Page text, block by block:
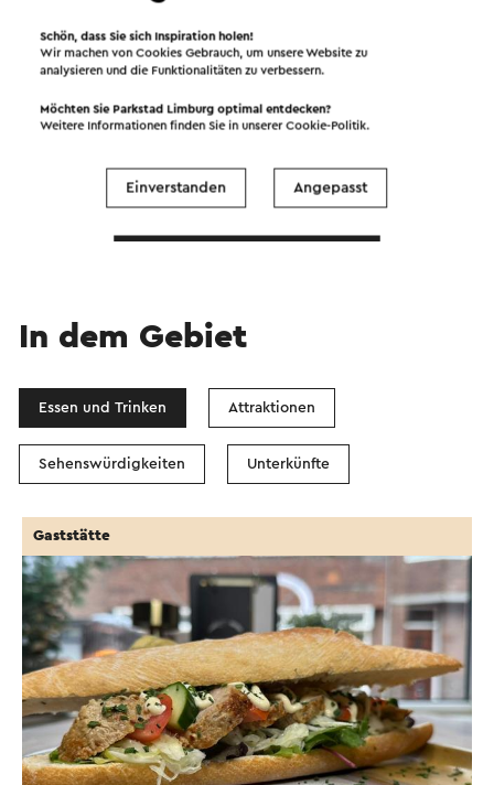
OpenStreetMapcontributors
Filter anzeigen
In dem Gebiet
Essen und Trinken Attraktionen
Sehenswürdigkeiten Unterkünfte
Gaststätte
Schön, dass Sie sich Inspiration holen!
Wir machen von Cookies Gebrauch, um unsere Website zu
analysieren und die Funktionalitäten zu verbessern.
Möchten Sie Parkstad Limburg optimal entdecken?
Weitere Informationen finden Sie in unsererCookie-Politik.
Einverstanden Angepasst